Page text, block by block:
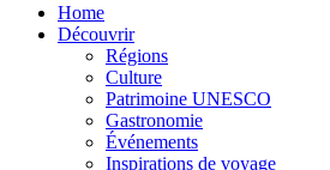
Home
Découvrir
Régions
Culture
Patrimoine UNESCO
Gastronomie
Événements
Inspirations de voyage